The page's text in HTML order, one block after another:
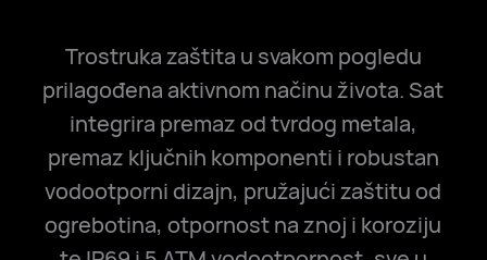
Trostruka zaštita u svakom pogledu
prilagođena aktivnom načinu života. Sat
integrira premaz od tvrdog metala,
premaz ključnih komponenti i robustan
vodootporni dizajn, pružajući zaštitu od
ogrebotina, otpornost na znoj i koroziju